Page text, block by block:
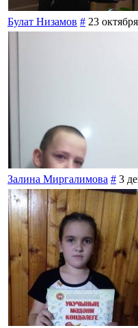
Булат Низамов # 23
Залина Миргалимова # 3